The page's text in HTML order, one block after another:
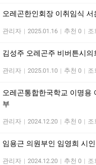
오레곤한인회장 이취임식
관리자 | 2025.01.16 | 추천 0 | 조
김성주 오레곤주 비버튼시
관리자 | 2025.01.10 | 추천 0 | 조
오레곤통합한국학교 이명용
부
관리자 | 2024.12.20 | 추천 0 | 조
임용근 의원부인 임영희 시
관리자 | 2024.12.20 | 추천 0 | 조